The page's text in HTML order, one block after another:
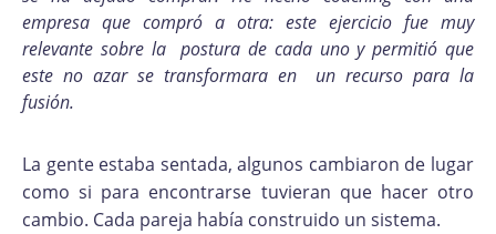
empresa que compró a otra: este ejercicio fue muy
relevante sobre la postura de cada uno y permitió que
este no azar se transformara en un recurso para la
fusión.
La gente estaba sentada, algunos cambiaron de lugar
como si para encontrarse tuvieran que hacer otro
cambio. Cada pareja había construido un sistema.